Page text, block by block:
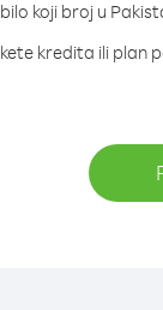
koji broj u
kredita ili plan